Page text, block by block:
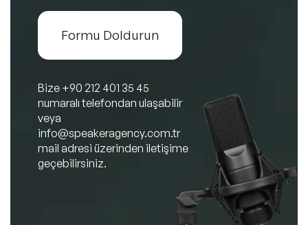
Formu Doldurun
Bize +90 212 401 35 45
numaralı telefondan ulaşabilir
veya
info@speakeragency.com.tr
mail adresi üzerinden iletişime
geçebilirsiniz.